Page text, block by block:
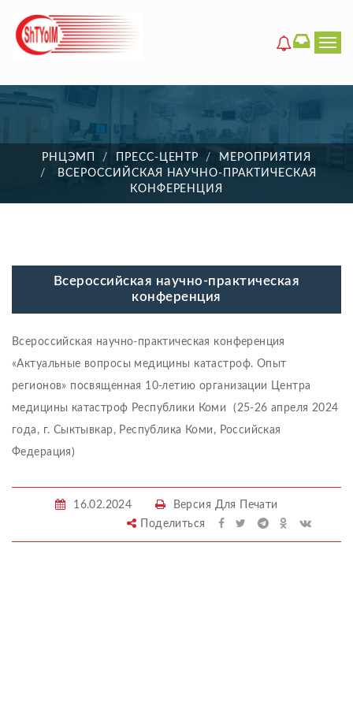
РНЦЭМП ПРЕСС-ЦЕНТР
МЕРОПРИЯТИЯ
ВСЕРОССИЙСКАЯ НАУЧНО-ПРАКТИЧЕСКАЯ
КОНФЕРЕНЦИЯ
Всероссийская научно-практическая
конференция
Всероссийская научно-практическая конференция
«Актуальные вопросы медицины катастроф. Опыт
регионов» посвященная 10-летию организации Центра
медицины катастроф Республики Коми (25-26 апреля 2024
года, г. Сыктывкар, Республика Коми, Российская
Федерация)
16.02.2024
Версия Для Печати
Поделиться